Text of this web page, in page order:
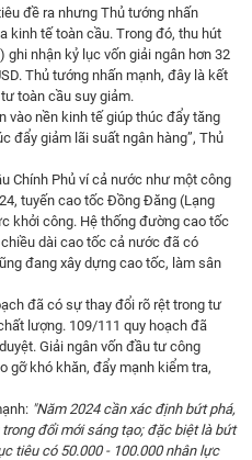
đề ra nhưng Thủ tướng nhấn
kinh tế toàn cầu. Trong đó, thu hút
nhận kỷ lục vốn giải ngân hơn 32
Thủ tướng nhấn mạnh, đây là kết
toàn cầu suy giảm.
vào nền kinh tế giúp thúc đẩy tăng
đẩy giảm lãi suất ngân hàng”, Thủ
Chính Phủ ví cả nước như một công
tuyến cao tốc Đồng Đăng (Lạng
khởi công. Hệ thống đường cao tốc
dài cao tốc cả nước đã có
đang xây dựng cao tốc, làm sân
đã có sự thay đổi rõ rệt trong tư
lượng. 109/111 quy hoạch đã
Giải ngân vốn đầu tư công
gỡ khó khăn, đẩy mạnh kiểm tra,
"Năm 2024 cần xác định bứt phá,
đổi mới sáng tạo; đặc biệt là bứt
tiêu có 50.000 - 100.000 nhân lực